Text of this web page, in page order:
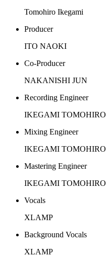
Tomohiro Ikegami
Producer
ITO NAOKI
Co-Producer
NAKANISHI JUN
Recording Engineer
IKEGAMI TOMOHIRO
Mixing Engineer
IKEGAMI TOMOHIRO
Mastering Engineer
IKEGAMI TOMOHIRO
Vocals
XLAMP
Background Vocals
XLAMP